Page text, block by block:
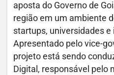
aposta do Governo de
região em um ambiente
startups, universidades e
Apresentado pelo vice-
projeto está sendo
Digital, responsável pelo